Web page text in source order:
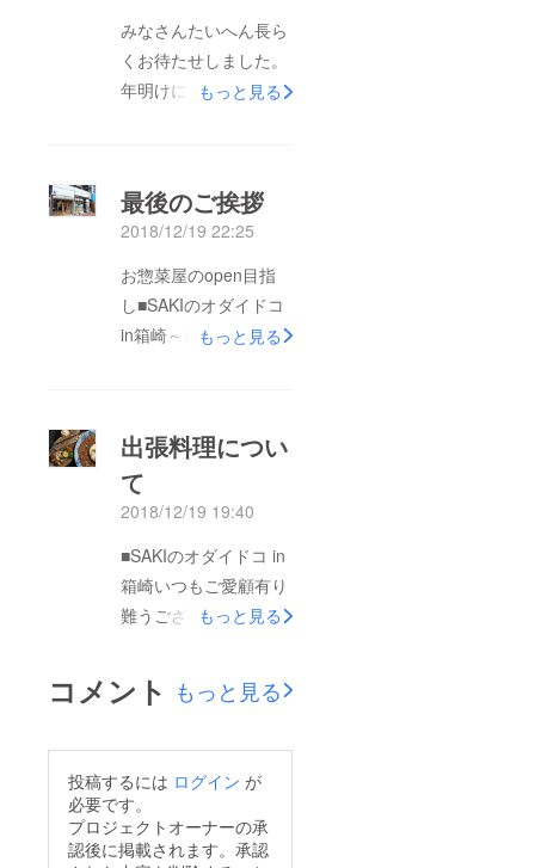
みなさんたいへん長ら
くお待たせしました。
年明けに、崎田が少し
ました、冷蔵ショー
ケース冷蔵庫フライ
ヤーIH炊飯器など支援
していただいた費用で
購入させていただきま
OPENさせて頂きま
す。筥崎荘々原田
もっと見る
最後のご挨拶
2018/12/19 22:25
お惣菜屋のopen目指
し■SAKIのオダイドコ
in箱崎～最後のご挨拶
お料理でお客様の身体
と心のお手当てが出来
たら…。単身赴任サラ
リーマンの方へのご褒
美頑張ってる専業主婦
の方へお昼のご褒美独
身生活で不摂生を見つ
回でも、月に一回で
は何があるかな？お店
のショーケースにはお
客様の食べたいものが
いつも並んでる。人は
もっと見る
出張料理につい
て
2018/12/19 19:40
■SAKIのオダイドコ in
箱崎いつもご愛顧有り
難うございます。本日
からのご支援ご注文頂
き心より感謝申し上げ
ウドファンデイング
リターン内容の最後の
ご案内をいたします。
もっと見る
コメント もっと見る
投稿するには ログイン が
必要です。
プロジェクトオーナーの承
認後に掲載されます。承認